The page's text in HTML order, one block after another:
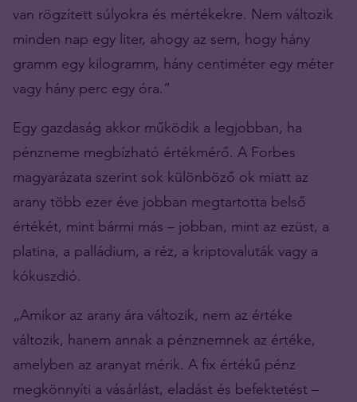
van rögzített súlyokra és mértékekre. Nem változik
minden nap egy liter, ahogy az sem, hogy hány
gramm egy kilogramm, hány centiméter egy méter
vagy hány perc egy óra.”
Egy gazdaság akkor működik a legjobban, ha
pénzneme megbízható értékmérő. A Forbes
magyarázata szerint sok különböző ok miatt az
arany több ezer éve jobban megtartotta belső
értékét, mint bármi más – jobban, mint az ezüst, a
platina, a palládium, a réz, a kriptovaluták vagy a
kókuszdió.
„Amikor az arany ára változik, nem az értéke
változik, hanem annak a pénznemnek az értéke,
amelyben az aranyat mérik. A fix értékű pénz
megkönnyíti a vásárlást, eladást és befektetést –